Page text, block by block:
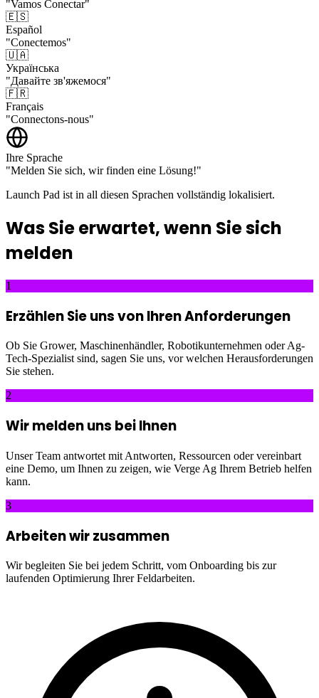
"Vamos Conectar"
🇪🇸
Español
"Conectemos"
🇺🇦
Українська
"Давайте зв'яжемося"
🇫🇷
Français
"Connectons-nous"
Ihre Sprache
"Melden Sie sich, wir finden eine Lösung!"
Launch Pad ist in all diesen Sprachen vollständig lokalisiert.
Was Sie erwartet, wenn Sie sich
melden
1
Erzählen Sie uns von Ihren Anforderungen
Ob Sie Grower, Maschinenhändler, Robotikunternehmen oder Ag-
Tech-Spezialist sind, sagen Sie uns, vor welchen Herausforderungen
Sie stehen.
2
Wir melden uns bei Ihnen
Unser Team antwortet mit Antworten, Ressourcen oder vereinbart
eine Demo, um Ihnen zu zeigen, wie Verge Ag Ihrem Betrieb helfen
kann.
3
Arbeiten wir zusammen
Wir begleiten Sie bei jedem Schritt, vom Onboarding bis zur
laufenden Optimierung Ihrer Feldarbeiten.